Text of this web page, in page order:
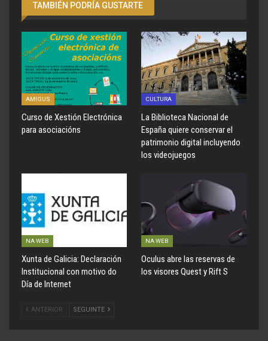
TAMBIÉN PODRÍA GUSTARTE
AMIGUS
Curso de Xestión Electrónica
para asociacións
CULTURA
La Biblioteca Nacional de
España quiere conservar el
patrimonio digital incluyendo
los videojuegos
NA WEB
Xunta de Galicia: Declaración
Institucional con motivo do
Día de Internet
NA WEB
Oculus abre las reservas de
los visores Quest y Rift S
ANTERIOR SEGUINTE